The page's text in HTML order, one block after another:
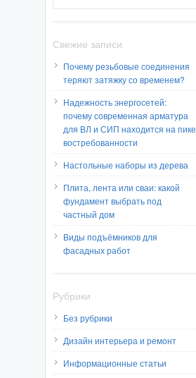
Свежие записи
Почему резьбовые соединения
теряют затяжку со временем?
Надежность энергосетей:
почему современная арматура
для ВЛ и СИП находится на пике
востребованности
Настольные наборы из дерева
Плита, лента или сваи: какой
фундамент выбрать под
частный дом
Виды подъёмников для
фасадных работ
Рубрики
Без рубрики
Дизайн интерьера и ремонт
Информационные статьи